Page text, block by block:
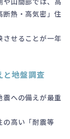
断熱・高気密」住
させることが一年
と地盤調査
震への備えが最重
の高い「耐震等